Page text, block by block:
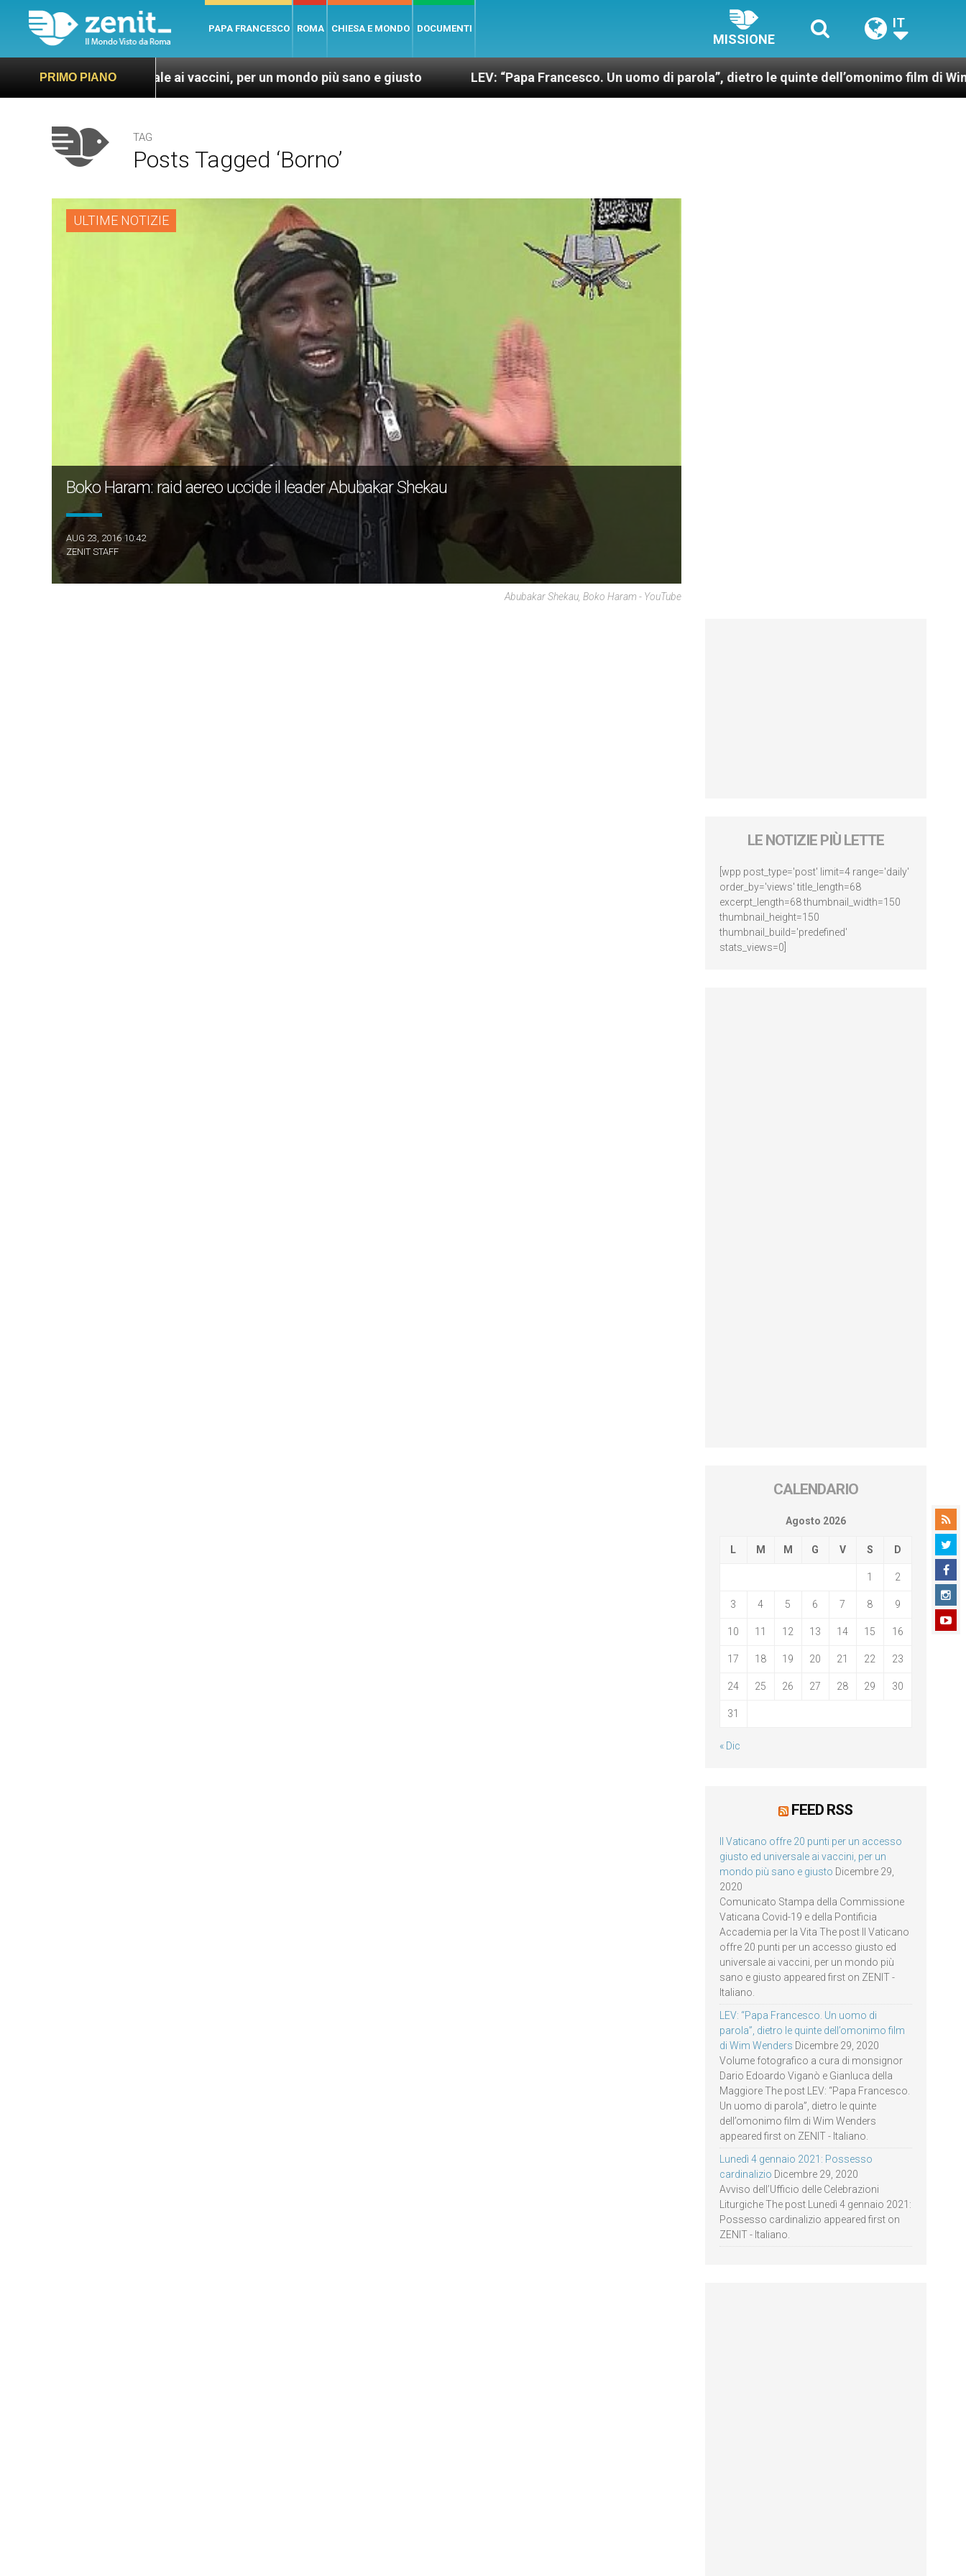
PAPA FRANCESCO ROMA CHIESA E MONDO DOCUMENTI
MISSIONE
IT
PRIMO PIANO
universale ai vaccini, per un mondo più sano e giusto LEV: “Papa Francesco. Un uomo di parola”, dietro le quinte dell’omonimo film di Wim Wenders
TAG
Posts Tagged ‘borno’
ULTIME NOTIZIE
Boko Haram: raid aereo uccide il leader Abubakar Shekau
AUG 23, 2016 10:42
ZENIT STAFF
Abubakar Shekau, Boko Haram - YouTube
LE NOTIZIE PIÙ LETTE
[wpp post_type='post' limit=4 range='daily'
order_by='views' title_length=68
excerpt_length=68 thumbnail_width=150
thumbnail_height=150
thumbnail_build='predefined'
stats_views=0]
CALENDARIO
Agosto 2026
L M M G V S D
1 2
3 4 5 6 7 8 9
10 11 12 13 14 15 16
17 18 19 20 21 22 23
24 25 26 27 28 29 30
31
« Dic
FEED RSS
Il Vaticano offre 20 punti per un accesso
giusto ed universale ai vaccini, per un
mondo più sano e giusto Dicembre 29,
2020
Comunicato Stampa della Commissione
Vaticana Covid-19 e della Pontificia
Accademia per la Vita The post Il Vaticano
offre 20 punti per un accesso giusto ed
universale ai vaccini, per un mondo più
sano e giusto appeared first on ZENIT -
Italiano.
LEV: “Papa Francesco. Un uomo di
parola”, dietro le quinte dell’omonimo film
di Wim Wenders Dicembre 29, 2020
Volume fotografico a cura di monsignor
Dario Edoardo Viganò e Gianluca della
Maggiore The post LEV: “Papa Francesco.
Un uomo di parola”, dietro le quinte
dell’omonimo film di Wim Wenders
appeared first on ZENIT - Italiano.
Lunedì 4 gennaio 2021: Possesso
cardinalizio Dicembre 29, 2020
Avviso dell’Ufficio delle Celebrazioni
Liturgiche The post Lunedì 4 gennaio 2021:
Possesso cardinalizio appeared first on
ZENIT - Italiano.